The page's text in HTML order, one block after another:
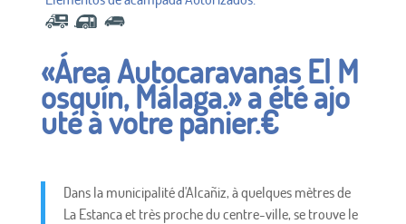
«Área Autocaravanas El M
osquín, Málaga.» a été ajo
uté à votre panier.€
Dans la municipalité d'Alcañiz, à quelques mètres de
La Estanca et très proche du centre-ville, se trouve le